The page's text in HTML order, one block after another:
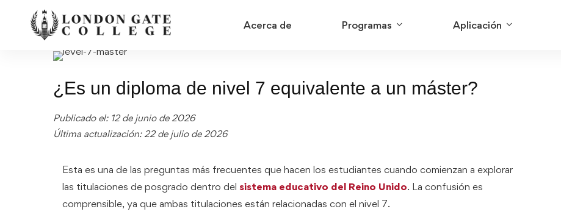
Acerca de Programas Aplicación
¿Es un diploma de nivel 7 equivalente a un máster?
Publicado el: 12 de junio de 2026
Última actualización: 22 de julio de 2026
Esta es una de las preguntas más frecuentes que hacen los estudiantes cuando comienzan a explorar
las titulaciones de posgrado dentro del sistema educativo del Reino Unido. La confusión es
comprensible, ya que ambas titulaciones están relacionadas con el nivel 7.